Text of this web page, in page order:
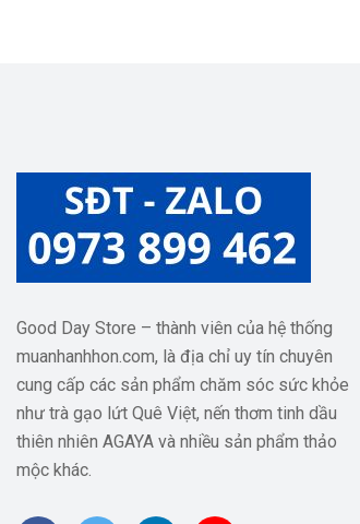
Good Day Store – thành viên của hệ thống
muanhanhhon.com, là địa chỉ uy tín chuyên
cung cấp các sản phẩm chăm sóc sức khỏe
như trà gạo lứt Quê Việt, nến thơm tinh dầu
thiên nhiên AGAYA và nhiều sản phẩm thảo
mộc khác.